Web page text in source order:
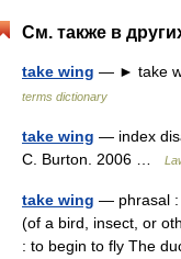
См. также в
take wing — ► take
terms dictionary
take wing — index
C. Burton. 2006 …
take wing — phrasal :
(of a bird, insect, or
: to begin to fly The